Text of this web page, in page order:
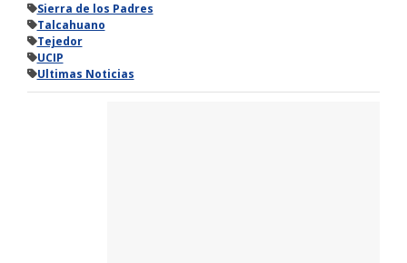
Sierra de los Padres
Talcahuano
Tejedor
UCIP
Ultimas Noticias